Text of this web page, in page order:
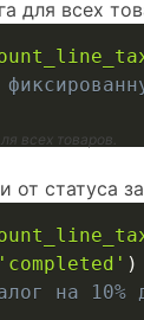
для всех
всех товаров.
статуса
'completed' )
на 10%